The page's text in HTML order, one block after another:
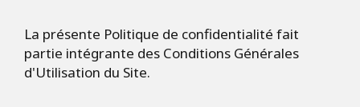
La présente Politique de confidentialité fait
partie intégrante des Conditions Générales
d'Utilisation du Site.